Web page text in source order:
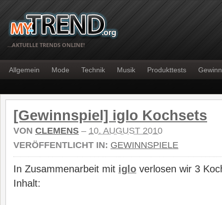
…AKTUELLE TRENDS ONLINE!
Allgemein Mode Technik Musik Produkttests
[Gewinnspiel] iglo Kochsets
VON CLEMENS – 10. AUGUST 2010
VERÖFFENTLICHT IN: GEWINNSPIELE
In Zusammenarbeit mit iglo verlosen wir 3
Inhalt: